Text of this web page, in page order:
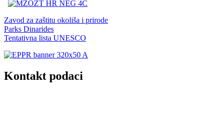
Zavod za zaštitu okoliša i prirode
Parks Dinarides
Tentativna lista UNESCO
Kontakt podaci